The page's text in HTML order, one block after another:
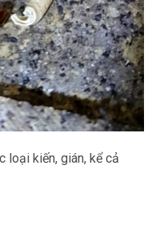
loại kiến, gián, kể cả